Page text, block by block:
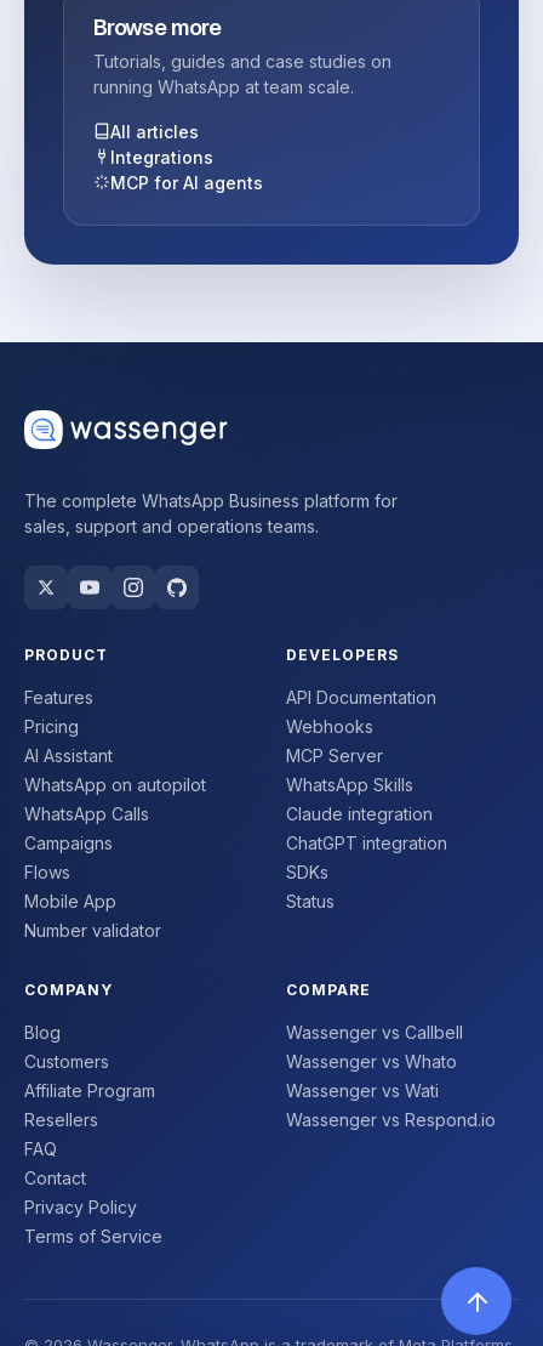
Browse more
Tutorials, guides and case studies on
running WhatsApp at team scale.
All articles
Integrations
MCP for AI agents
The complete WhatsApp Business platform for
sales, support and operations teams.
PRODUCT
Features
Pricing
AI Assistant
WhatsApp on autopilot
WhatsApp Calls
Campaigns
Flows
Mobile App
Number validator
DEVELOPERS
API Documentation
Webhooks
MCP Server
WhatsApp Skills
Claude integration
ChatGPT integration
SDKs
Status
COMPANY
Blog
Customers
Affiliate Program
Resellers
FAQ
Contact
Privacy Policy
Terms of Service
COMPARE
Wassenger vs Callbell
Wassenger vs Whato
Wassenger vs Wati
Wassenger vs Respond.io